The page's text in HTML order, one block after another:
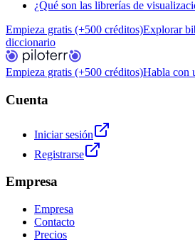
¿Qué son las librerías de
Empieza gratis (+500 créditos)Explorar
diccionario
Empieza gratis (+500 créditos)Habla con
Cuenta
Iniciar sesión
Registrarse
Empresa
Empresa
Contacto
Precios